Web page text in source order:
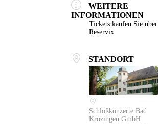
WEITERE
INFORMATIONEN
Tickets kaufen Sie über
Reservix
STANDORT
Schloßkonzerte Bad
Krozingen GmbH